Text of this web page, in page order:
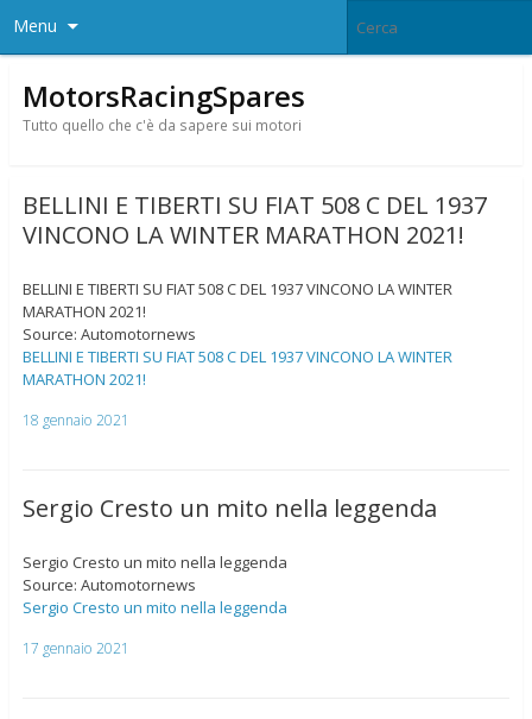
Menu
MotorsRacingSpares
Tutto quello che c'è da sapere sui motori
BELLINI E TIBERTI SU FIAT 508 C DEL 1937
VINCONO LA WINTER MARATHON 2021!
BELLINI E TIBERTI SU FIAT 508 C DEL 1937 VINCONO LA WINTER
MARATHON 2021!
Source: Automotornews
BELLINI E TIBERTI SU FIAT 508 C DEL 1937 VINCONO LA WINTER
MARATHON 2021!
18 gennaio 2021
Sergio Cresto un mito nella leggenda
Sergio Cresto un mito nella leggenda
Source: Automotornews
Sergio Cresto un mito nella leggenda
17 gennaio 2021